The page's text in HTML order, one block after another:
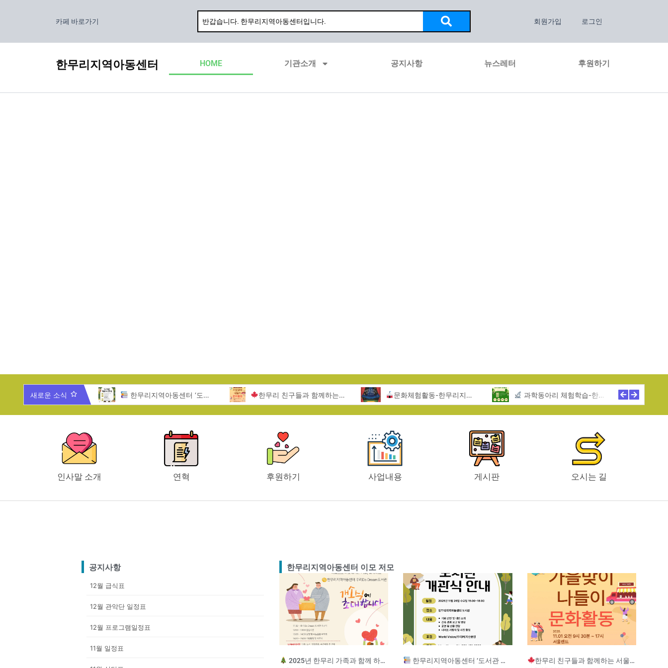
로
카페 바로가기 회원가입 로그인
한무리지역아동센터 HOME 기관소개 공지사항 뉴스레터 후원하기
새로운 소식
년 한무리 가족과 함께 하는 송년잔치 한무리지역아동센터 ‘도서관 개관식’ 안내 한무리 친구들과 함께하는 서울랜드 문화활동 문화체험활동-한무리지역아동센터 과학동아리 체험학습-한무리지역아동센터
인사말 소개 연혁 후원하기 사업내용 게시판 오시는 길
공지사항
12월 급식표
12월 관악단 일정표
12월 프로그램일정표
11월 일정표
한무리지역아동센터 이모 저모
2025년 한무리 가족과 함께 하는 송년잔치
한무리지역아동센터 ‘도서관 개관식’ 안내
한무리 친구들과 함께하는 서울랜드 문화활동
PagePagePage